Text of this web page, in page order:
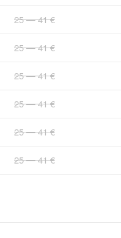
25 — 41 €
25 — 41 €
25 — 41 €
25 — 41 €
25 — 41 €
25 — 41 €